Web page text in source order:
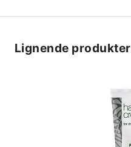
Lignende produkter